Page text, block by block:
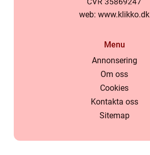
web: www.klikko.dk
Menu
Annonsering
Om oss
Cookies
Kontakta oss
Sitemap